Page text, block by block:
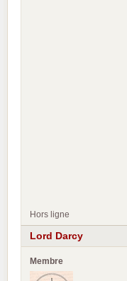
Hors ligne
Lord Darcy
Membre